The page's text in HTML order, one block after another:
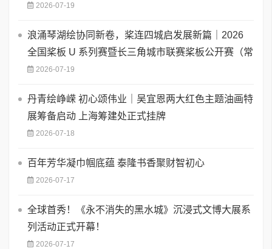
2026-07-19
浪涌琴湖绘协同新卷，桨连四城启发展新篇｜2026
全国桨板 U 系列赛暨长三角城市联赛桨板公开赛（常
2026-07-19
丹青绘峥嵘 初心颂伟业｜吴宜恩两大红色主题油画特
展筹备启动 上海筹建处正式挂牌
2026-07-18
百年芳华凝巾帼底蕴 泰隆书香聚财智初心
2026-07-17
全球首秀！《永不消失的黑水城》沉浸式文博大展系
列活动正式开幕！
2026-07-17